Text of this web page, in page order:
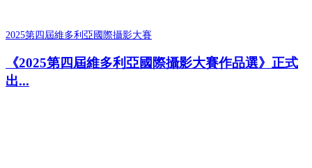
2025第四屆維多利亞國際攝影大賽
《2025第四屆維多利亞國際攝影大賽作品選》正式
出...